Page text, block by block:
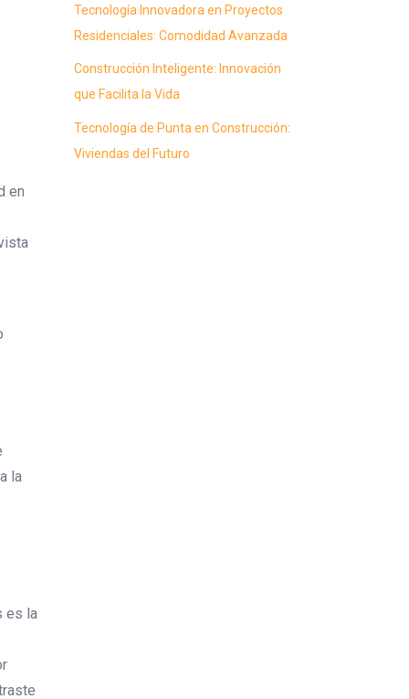
en
la
es la
Tecnología Innovadora en Proyectos
Residenciales: Comodidad Avanzada
Construcción Inteligente: Innovación
que Facilita la Vida
Tecnología de Punta en Construcción:
Viviendas del Futuro